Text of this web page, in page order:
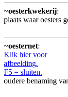
~oesterkwekerij:
plaats waar oesters
~oesternet:
Klik hier voor
afbeelding.
F5 = sluiten.
oudere benaming